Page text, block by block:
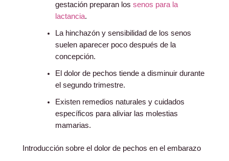
gestación preparan los senos para la
lactancia.
La hinchazón y sensibilidad de los senos
suelen aparecer poco después de la
concepción.
El dolor de pechos tiende a disminuir durante
el segundo trimestre.
Existen remedios naturales y cuidados
específicos para aliviar las molestias
mamarias.
Introducción sobre el dolor de pechos en el embarazo